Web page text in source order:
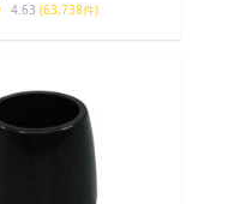
4.63 (63,738件)